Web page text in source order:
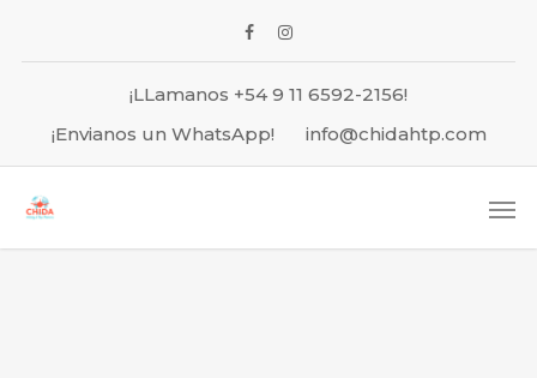
¡LLamanos +54 9 11 6592-2156!
¡Envianos un WhatsApp!
info@chidahtp.com